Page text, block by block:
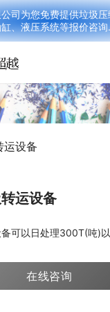
运设备
可以日处理300T(吨)
在线咨询
司为您免费提供垃圾
、液压系统等报价咨询